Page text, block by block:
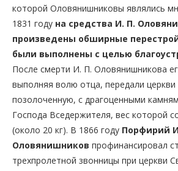
которой Оловянишниковы являлись
1831 году на средства И. П.
произведены обширные
были выполнены с целью
После смерти И. П. Оловянишникова
выполняя волю отца, передали церкви
позолоченную, с драгоценными
Господа Вседержителя, вес которой
(около 20 кг). В 1866 году Порфирий
Оловянишников профинансировал
трехпролетной звонницы при церкви